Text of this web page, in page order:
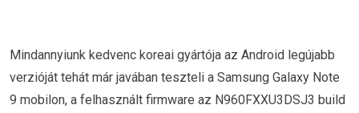
Mindannyiunk kedvenc koreai gyártója az Android legújabb
verzióját tehát már javában teszteli a Samsung Galaxy Note
9 mobilon, a felhasznált firmware az N960FXXU3DSJ3 build